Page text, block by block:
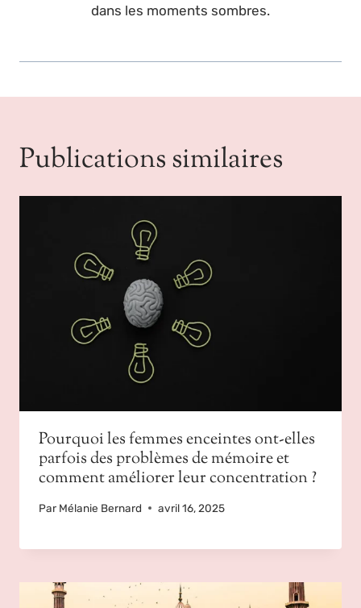
dans les moments sombres.
Publications similaires
Pourquoi les femmes enceintes ont-elles
parfois des problèmes de mémoire et
comment améliorer leur concentration ?
Par Mélanie Bernard avril 16, 2025